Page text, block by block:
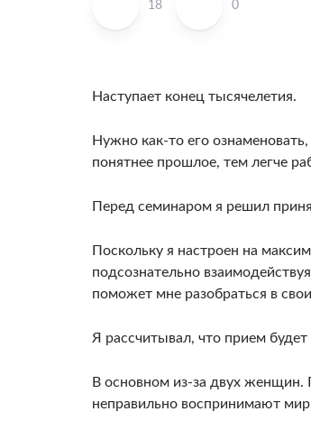
18 0
Наступает конец тысячелетия.
Нужно как-то его
понятнее прошлое, тем легче
Перед семинаром я решил
Поскольку я настроен на
подсознательно
поможет мне разобраться в
Я рассчитывал, что прием
В основном из-за двух женщин.
неправильно воспринимают